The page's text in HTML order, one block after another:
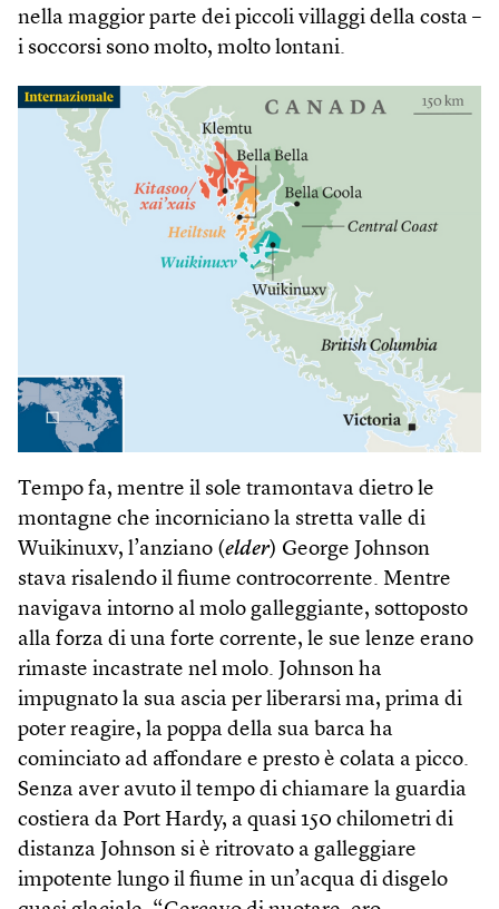
nella maggior parte dei piccoli villaggi della costa –
i soccorsi sono molto, molto lontani.
Tempo fa, mentre il sole tramontava dietro le
montagne che incorniciano la stretta valle di
Wuikinuxv, l’anziano (elder) George Johnson
stava risalendo il fiume controcorrente. Mentre
navigava intorno al molo galleggiante, sottoposto
alla forza di una forte corrente, le sue lenze erano
rimaste incastrate nel molo. Johnson ha
impugnato la sua ascia per liberarsi ma, prima di
poter reagire, la poppa della sua barca ha
cominciato ad affondare e presto è colata a picco.
Senza aver avuto il tempo di chiamare la guardia
costiera da Port Hardy, a quasi 150 chilometri di
distanza Johnson si è ritrovato a galleggiare
impotente lungo il fiume in un’acqua di disgelo